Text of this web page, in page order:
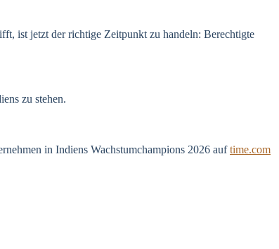
ist jetzt der richtige Zeitpunkt zu handeln: Berechtigte
zu stehen.
in Indiens Wachstumchampions 2026 auftime.com